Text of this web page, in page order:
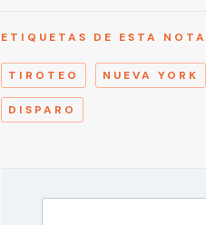
ETIQUETAS DE ESTA NOTA
TIROTEO NUEVA YORK
DISPARO